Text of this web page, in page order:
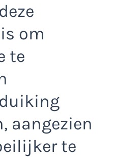
om
te
aangezien
te